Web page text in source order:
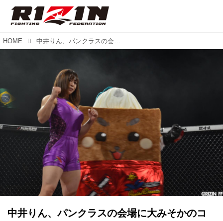
HOME 中井りん、パンクラスの会場に大みそかのコスチュームで登場！
中井りん、パンクラスの会場に大みそかのコ